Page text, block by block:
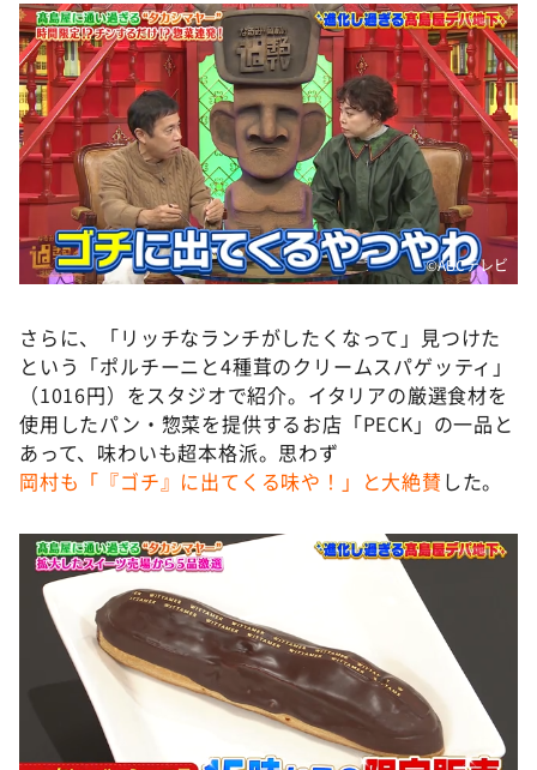
©️ABCテレビ
さらに、「リッチなランチがしたくなって」見つけた
という「ポルチーニと4種茸のクリームスパゲッティ」
（1016円）をスタジオで紹介。イタリアの厳選食材を
使用したパン・惣菜を提供するお店「PECK」の一品と
あって、味わいも超本格派。思わず
岡村も「『ゴチ』に出てくる味や！」と大絶賛した。